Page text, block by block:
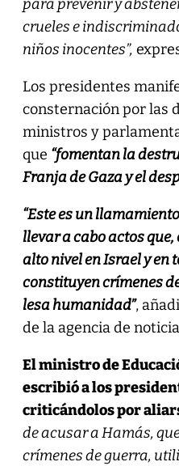
para prevenir y
crueles e
niños inocentes”,
Los presidentes
consternación por las
ministros y
que “fomentan la
Franja de Gaza y el
“Este es un
llevar a cabo actos
alto nivel en Israel y en
constituyen crímenes
lesa humanidad”,
de la agencia de
El ministro de
escribió a los
criticándolos por
de acusar a Hamás,
crímenes de guerra,